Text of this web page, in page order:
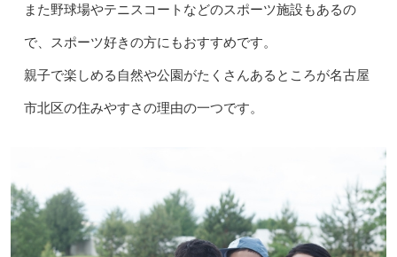
また野球場やテニスコートなどのスポーツ施設もあるの
で、スポーツ好きの方にもおすすめです。
親子で楽しめる自然や公園がたくさんあるところが名古屋
市北区の住みやすさの理由の一つです。